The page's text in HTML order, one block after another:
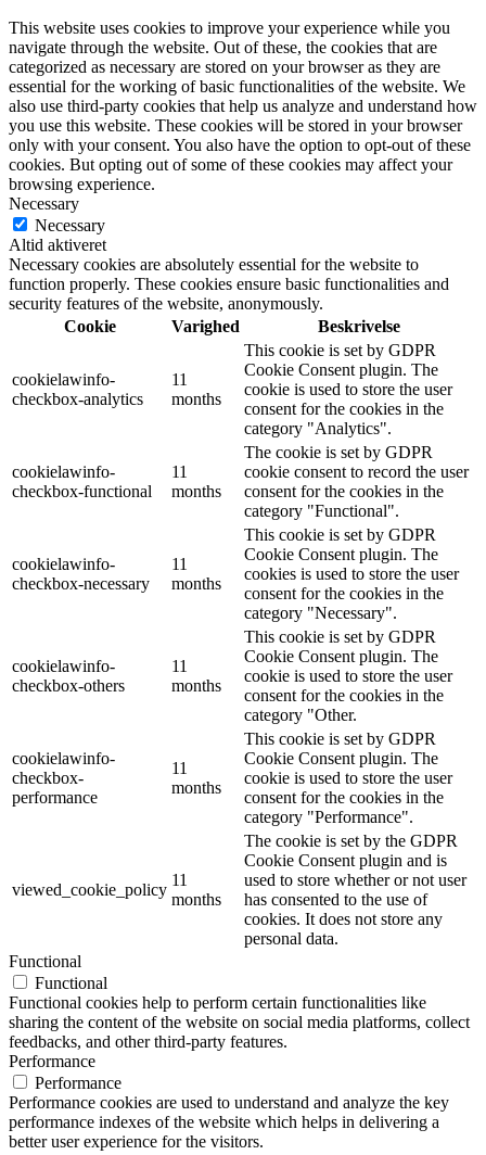
This website uses cookies to improve your experience while you
navigate through the website. Out of these, the cookies that are
categorized as necessary are stored on your browser as they are
essential for the working of basic functionalities of the website. We
also use third-party cookies that help us analyze and understand how
you use this website. These cookies will be stored in your browser
only with your consent. You also have the option to opt-out of these
cookies. But opting out of some of these cookies may affect your
browsing experience.
Necessary
Necessary
Altid aktiveret
Necessary cookies are absolutely essential for the website to
function properly. These cookies ensure basic functionalities and
security features of the website, anonymously.
Cookie
Varighed Beskrivelse
cookielawinfo-
checkbox-analytics
11
months
This cookie is set by GDPR
Cookie Consent plugin. The
cookie is used to store the user
consent for the cookies in the
category "Analytics".
cookielawinfo-
checkbox-functional
11
months
The cookie is set by GDPR
cookie consent to record the user
consent for the cookies in the
category "Functional".
cookielawinfo-
checkbox-necessary
11
months
This cookie is set by GDPR
Cookie Consent plugin. The
cookies is used to store the user
consent for the cookies in the
category "Necessary".
cookielawinfo-
checkbox-others
11
months
This cookie is set by GDPR
Cookie Consent plugin. The
cookie is used to store the user
consent for the cookies in the
category "Other.
cookielawinfo-
checkbox-
performance
11
months
This cookie is set by GDPR
Cookie Consent plugin. The
cookie is used to store the user
consent for the cookies in the
category "Performance".
viewed_cookie_policy
11
months
The cookie is set by the GDPR
Cookie Consent plugin and is
used to store whether or not user
has consented to the use of
cookies. It does not store any
personal data.
Functional
Functional
Functional cookies help to perform certain functionalities like
sharing the content of the website on social media platforms, collect
feedbacks, and other third-party features.
Performance
Performance
Performance cookies are used to understand and analyze the key
performance indexes of the website which helps in delivering a
better user experience for the visitors.